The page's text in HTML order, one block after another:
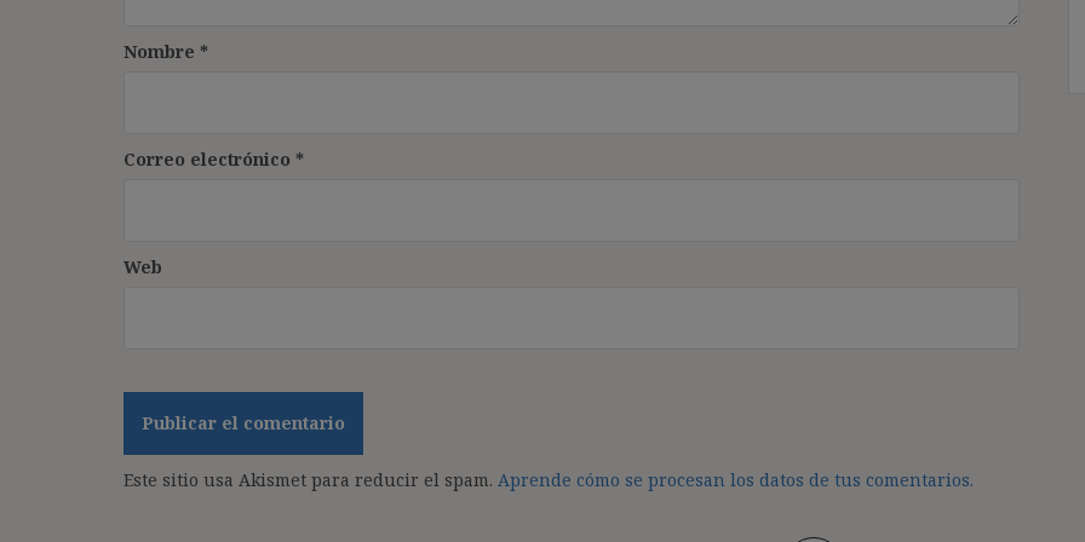
Nombre *
Correo electrónico *
Web
Este sitio usa Akismet para reducir el spam. Aprende cómo se procesan los datos de tus comentarios.